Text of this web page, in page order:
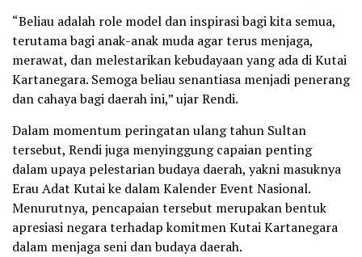
“Beliau adalah role model dan inspirasi bagi kita semua,
terutama bagi anak-anak muda agar terus menjaga,
merawat, dan melestarikan kebudayaan yang ada di Kutai
Kartanegara. Semoga beliau senantiasa menjadi penerang
dan cahaya bagi daerah ini,” ujar Rendi.
Dalam momentum peringatan ulang tahun Sultan
tersebut, Rendi juga menyinggung capaian penting
dalam upaya pelestarian budaya daerah, yakni masuknya
Erau Adat Kutai ke dalam Kalender Event Nasional.
Menurutnya, pencapaian tersebut merupakan bentuk
apresiasi negara terhadap komitmen Kutai Kartanegara
dalam menjaga seni dan budaya daerah.